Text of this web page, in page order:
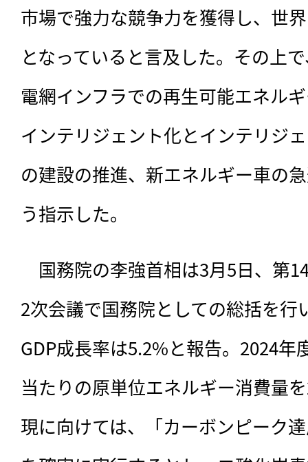
市場で強力な競争力を獲得し、世
となっていると言及した。その上
電網インフラでの再生可能エネル
インテリジェント化とインテリジ
の建設の推進、新エネルギー車の
う指示した。
国務院の李強首相は3月5日、第
2次会議で国務院としての総括を行
GDP成長率は5.2%と報告。2024年
当たりの原単位エネルギー消費量
現に向けては、「カーボンピーク